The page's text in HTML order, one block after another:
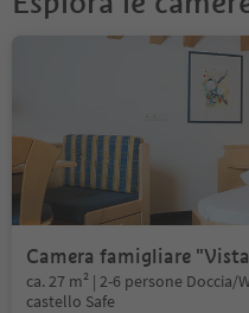
Camera famigliare
ca. 27 m² | 2-6 persone Doccia/
castello Safe